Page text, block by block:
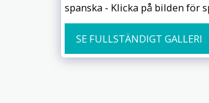
spanska - Klicka på bilden för
SE FULLSTÄNDIGT GALLERI